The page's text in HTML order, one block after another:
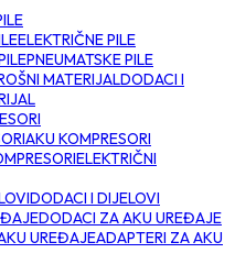
ELEKTRIČNE PILE
PNEUMATSKE PILE
DODACI I
AKU KOMPRESORI
ELEKTRIČNI
DODACI I DIJELOVI
DODACI ZA AKU UREĐAJE
ADAPTERI ZA AKU